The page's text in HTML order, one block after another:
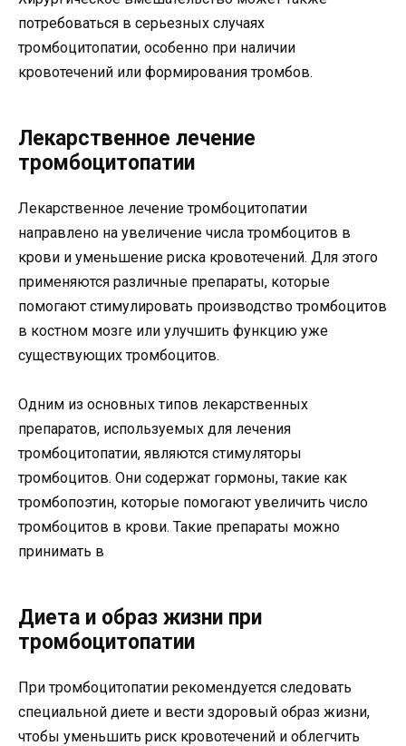
потребоваться в серьезных случаях
тромбоцитопатии, особенно при наличии
кровотечений или формирования тромбов.
Лекарственное лечение
тромбоцитопатии
Лекарственное лечение тромбоцитопатии
направлено на увеличение числа тромбоцитов в
крови и уменьшение риска кровотечений. Для этого
применяются различные препараты, которые
помогают стимулировать производство тромбоцитов
в костном мозге или улучшить функцию уже
существующих тромбоцитов.
Одним из основных типов лекарственных
препаратов, используемых для лечения
тромбоцитопатии, являются стимуляторы
тромбоцитов. Они содержат гормоны, такие как
тромбопоэтин, которые помогают увеличить число
тромбоцитов в крови. Такие препараты можно
принимать в
Диета и образ жизни при
тромбоцитопатии
При тромбоцитопатии рекомендуется следовать
специальной диете и вести здоровый образ жизни,
чтобы уменьшить риск кровотечений и облегчить